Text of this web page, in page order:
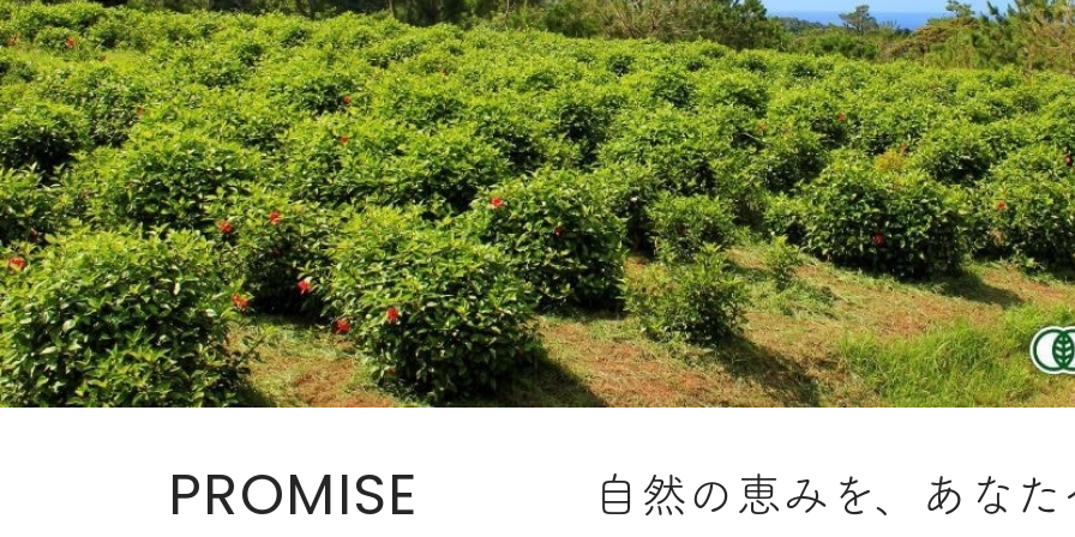
PROMISE 自然の恵みを、あなた